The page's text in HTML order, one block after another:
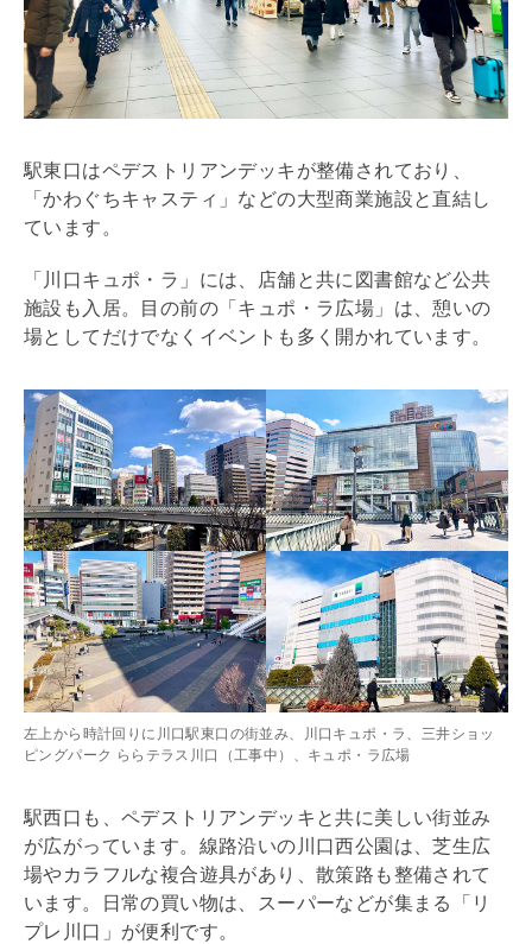
駅東口はペデストリアンデッキが整備されており、
「かわぐちキャスティ」などの大型商業施設と直結し
ています。
「川口キュポ・ラ」には、店舗と共に図書館など公共
施設も入居。目の前の「キュポ・ラ広場」は、憩いの
場としてだけでなくイベントも多く開かれています。
左上から時計回りに川口駅東口の街並み、川口キュポ・ラ、三井ショッ
ピングパーク ららテラス川口（工事中）、キュポ・ラ広場
駅西口も、ペデストリアンデッキと共に美しい街並み
が広がっています。線路沿いの川口西公園は、芝生広
場やカラフルな複合遊具があり、散策路も整備されて
います。日常の買い物は、スーパーなどが集まる「リ
プレ川口」が便利です。